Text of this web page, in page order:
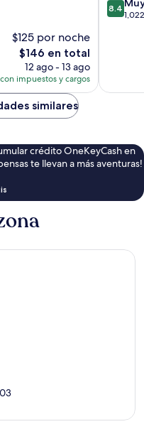
$125 por noche
El
precio
actual
es
de
$146
$146 en total
12 ago - 13 ago
impuestos y cargos
Grand
de
8.4
similares
crédito OneKeyCash en
te llevan a más aventuras!